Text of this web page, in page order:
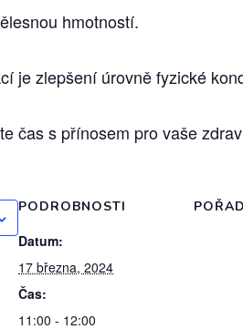
hmotností.
je zlepšení úrovně fyzické
čas s přínosem pro vaše
PODROBNOSTI
Datum:
17 března, 2024
Čas:
11:00 - 12:00